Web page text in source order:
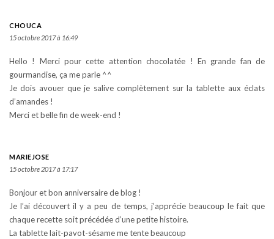
CHOUCA
15 octobre 2017 à 16:49
Hello ! Merci pour cette attention chocolatée ! En grande fan de
gourmandise, ça me parle ^^
Je dois avouer que je salive complètement sur la tablette aux éclats
d’amandes !
Merci et belle fin de week-end !
MARIEJOSE
15 octobre 2017 à 17:17
Bonjour et bon anniversaire de blog !
Je l’ai découvert il y a peu de temps, j’apprécie beaucoup le fait que
chaque recette soit précédée d’une petite histoire.
La tablette lait-pavot-sésame me tente beaucoup